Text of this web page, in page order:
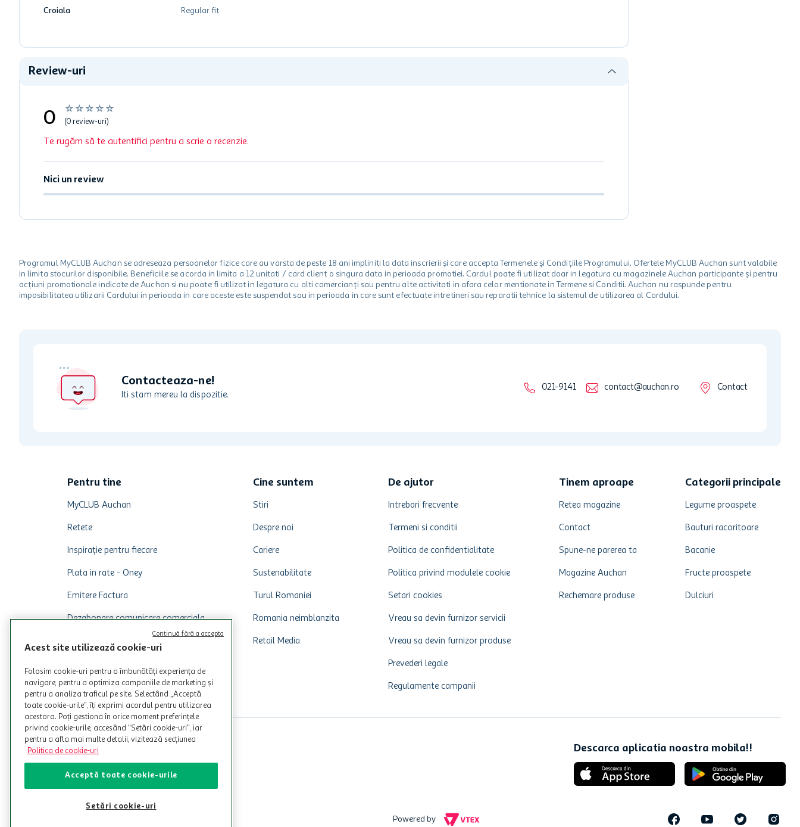
Croiala Regular fit
Review-uri
☆ ☆ ☆ ☆ ☆
0 (0 review-uri)
Te rugăm să te autentifici pentru a scrie o recenzie.
Nici un review
Programul MyCLUB Auchan se adreseaza persoanelor fizice care au varsta de peste 18 ani impliniti la data inscrierii și care accepta Termenele și Condițiile Programului. Ofertele MyCLUB Auchan sunt valabile
in limita stocurilor disponibile. Beneficiile se acorda in limita a 12 unitati / card client o singura data in perioada promotiei. Cardul poate fi utilizat doar in legatura cu magazinele Auchan participante și pentru
acțiuni promotionale indicate de Auchan si nu poate fi utilizat in legatura cu alti comercianți sau pentru alte activitati in afara celor mentionate in Termene si Conditii. Auchan nu raspunde pentru
imposibilitatea utilizarii Cardului in perioada in care aceste este suspendat sau in perioada in care sunt efectuate intretineri sau reparatii tehnice la sistemul de utilizarea al Cardului.
Contacteaza-ne!
Iti stam mereu la dispozitie.
021-9141 contact@auchan.ro Contact
Pentru tine
MyCLUB Auchan
Retete
Inspirație pentru fiecare
Plata in rate - Oney
Emitere Factura
Dezabonare comunicare comerciala
Cine suntem
Stiri
Despre noi
Cariere
Sustenabilitate
Turul Romaniei
Romania neimblanzita
Retail Media
De ajutor
Intrebari frecvente
Termeni si conditii
Politica de confidentialitate
Politica privind modulele cookie
Setari cookies
Vreau sa devin furnizor servicii
Vreau sa devin furnizor produse
Prevederi legale
Regulamente campanii
Tinem aproape
Retea magazine
Contact
Spune-ne parerea ta
Magazine Auchan
Rechemare produse
Categorii principale
Legume proaspete
Bauturi racoritoare
Bacanie
Fructe proaspete
Dulciuri
Descarca aplicatia noastra mobila!!
Powered by
Acest site utilizează cookie-uri
Folosim cookie-uri pentru a îmbunătăți experiența de
navigare, pentru a optimiza campaniile de marketing și
pentru a analiza traficul pe site. Selectând „Acceptă
toate cookie-urile”, îți exprimi acordul pentru utilizarea
acestora. Poți gestiona în orice moment preferințele
privind cookie-urile, accesând "Setări cookie-uri", iar
pentru a afla mai multe detalii, vizitează secțiunea
Politica de cookie-uri
Acceptă toate cookie-urile
Setări cookie-uri
Continuă fără a accepta